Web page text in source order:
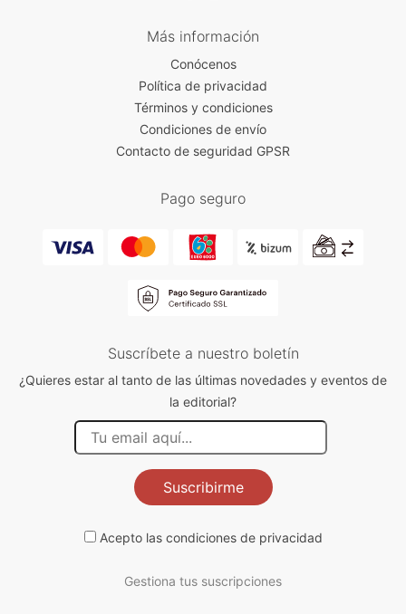
Más información
Conócenos
Política de privacidad
Términos y condiciones
Condiciones de envío
Contacto de seguridad GPSR
Pago seguro
Suscríbete a nuestro boletín
¿Quieres estar al tanto de las últimas novedades y eventos de
la editorial?
Suscribirme
Acepto las condiciones de privacidad
Gestiona tus suscripciones